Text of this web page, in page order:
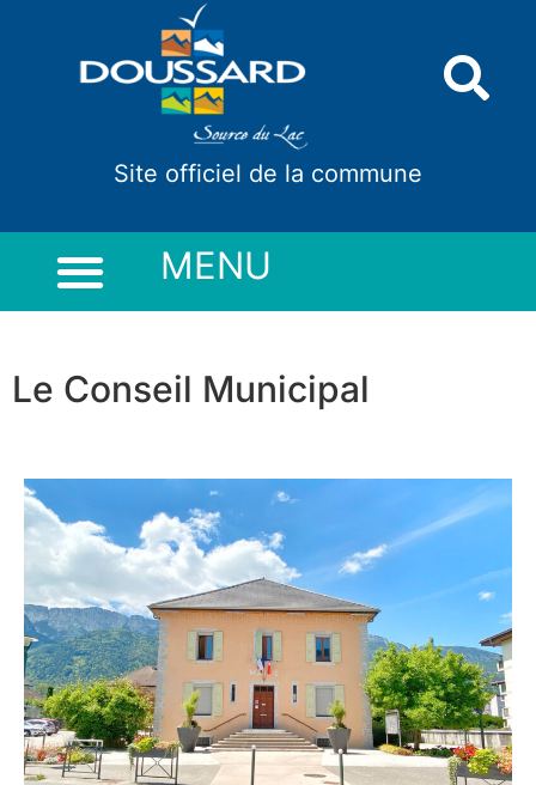
Site officiel de la commune
MENU
Le Conseil Municipal
Panneau de gestion des cookies